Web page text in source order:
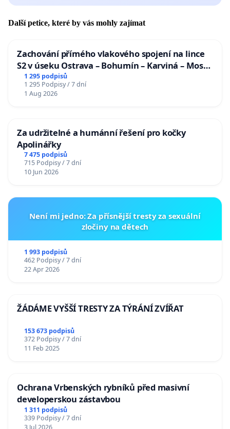
Další petice, které by vás mohly zajímat
Zachování přímého vlakového spojení na lince
S2 v úseku Ostrava – Bohumín – Karviná – Mosty
u Jablunkova
1 295 podpisů
1 295 Podpisy / 7 dní
1 Aug 2026
Za udržitelné a humánní řešení pro kočky
Apolinářky
7 475 podpisů
715 Podpisy / 7 dní
10 Jun 2026
Není mi jedno: Za přísnější tresty za sexuální
zločiny na dětech
1 993 podpisů
462 Podpisy / 7 dní
22 Apr 2026
ŽÁDÁME VYŠŠÍ TRESTY ZA TÝRÁNÍ ZVÍŘAT
153 673 podpisů
372 Podpisy / 7 dní
11 Feb 2025
Ochrana Vrbenských rybníků před masivní
developerskou zástavbou
1 311 podpisů
339 Podpisy / 7 dní
3 Jul 2026